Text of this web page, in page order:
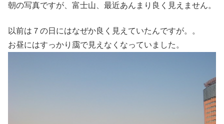
朝の写真ですが、富士山、最近あんまり良く見えません。
以前は７の日にはなぜか良く見えていたんですが。。
お昼にはすっかり靄で見えなくなっていました。